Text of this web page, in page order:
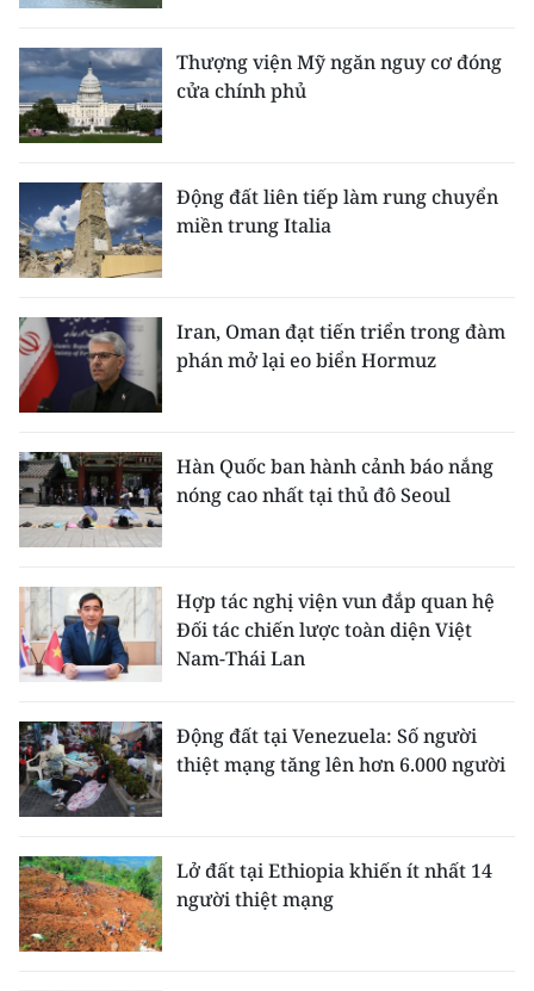
Thượng viện Mỹ ngăn nguy cơ đóng
cửa chính phủ
Động đất liên tiếp làm rung chuyển
miền trung Italia
Iran, Oman đạt tiến triển trong đàm
phán mở lại eo biển Hormuz
Hàn Quốc ban hành cảnh báo nắng
nóng cao nhất tại thủ đô Seoul
Hợp tác nghị viện vun đắp quan hệ
Đối tác chiến lược toàn diện Việt
Nam-Thái Lan
Động đất tại Venezuela: Số người
thiệt mạng tăng lên hơn 6.000 người
Lở đất tại Ethiopia khiến ít nhất 14
người thiệt mạng